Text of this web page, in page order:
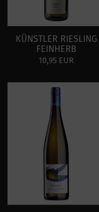
KÜNSTLER RIESLING
FEINHERB
10,95 EUR